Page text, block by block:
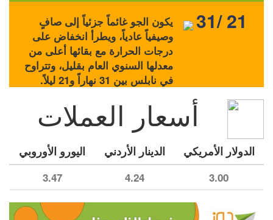
يكون الجو غائماً جزئياً إلى صافٍ
وصيفياً عادياً، ويطرأ انخفاض على
درجات الحرارة مع بقائها أعلى من
معدلها السنوي العام بقليل، وتتراوح
في نابلس بين 31 نهاراً و21 ليلاً.
31/ 21
أسعار العملات
الدولار الأمريكي الدينار الأردني اليورو الأوروبي
3.00
4.24
3.47